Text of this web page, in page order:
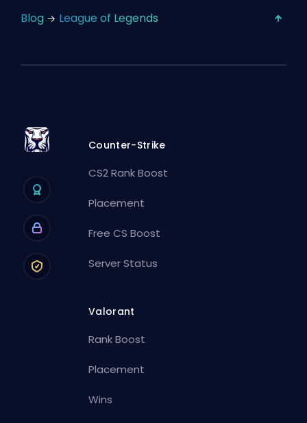
Blog League of Legends
Counter-Strike
CS2 Rank Boost
Placement
Free CS Boost
Server Status
Valorant
Rank Boost
Placement
Wins